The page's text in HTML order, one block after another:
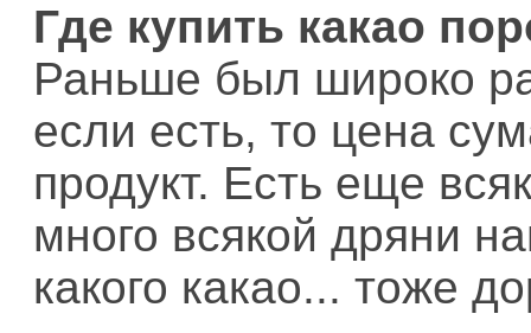
Где купить какао
Раньше был широко
если есть, то цена
продукт. Есть еще
много всякой дряни
какого какао... тоже